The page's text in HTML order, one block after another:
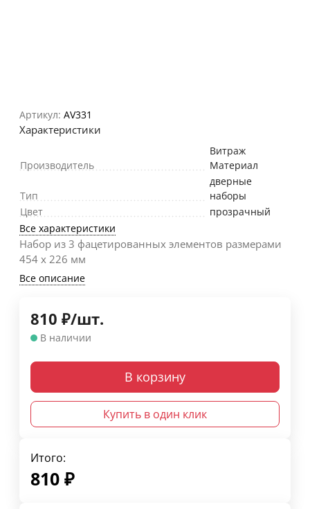
Артикул: AV331
Характеристики
Производитель
Витраж
Материал
Тип
дверные
наборы
Цвет
прозрачный
Все характеристики
Набор из 3 фацетированных элементов размерами
454 х 226 мм
Все описание
810 ₽/шт.
В наличии
В корзину
Купить в один клик
Итого:
810 ₽